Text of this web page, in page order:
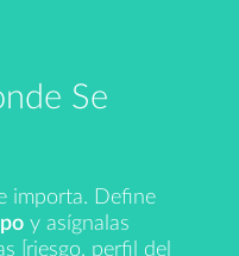
Se
importa. Define
y asígnalas
[riesgo, perfil del